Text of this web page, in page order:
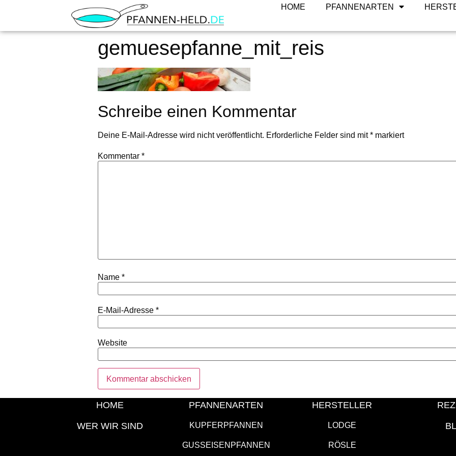
HOME PFANNENARTEN
gemuesepfanne_mit_reis
Schreibe einen Kommentar
Deine E-Mail-Adresse wird nicht veröffentlicht. Erforderliche Felder sind mit* markiert
Kommentar *
Name *
E-Mail-Adresse *
Website
HOME
WER WIR SIND
PFANNENARTEN
KUPFERPFANNEN
GUSSEISENPFANNEN
HERSTELLER
LODGE
RÖSLE